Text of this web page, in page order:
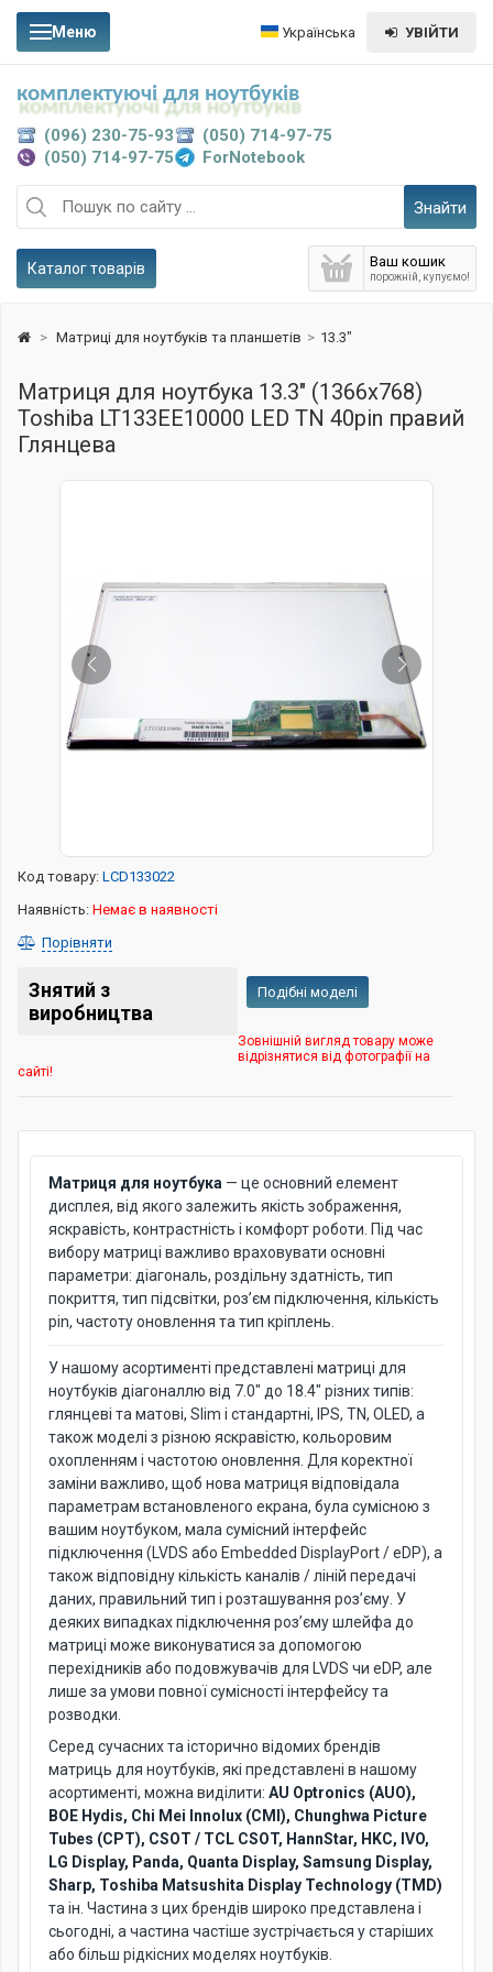
Меню Українська УВІЙТИ
Знайти
Ваш кошик
порожній, купуємо!
Каталог товарів
(096) 230-75-93
(050) 714-97-75
(050) 714-97-75
ForNotebook
комплектуючі для ноутбуків
> Матриці для ноутбуків та планшетів > 13.3"
Матриця для ноутбука 13.3" (1366x768)
Toshiba LT133EE10000 LED TN 40pin правий
Глянцева
Код товару: LCD133022
Наявність: Немає в наявності
Порівняти
Знятий з
виробництва
Подібні моделі
Зовнішній вигляд товару може
відрізнятися від фотографії на
сайті!
Матриця для ноутбука — це основний елемент
дисплея, від якого залежить якість зображення,
яскравість, контрастність і комфорт роботи. Під час
вибору матриці важливо враховувати основні
параметри: діагональ, роздільну здатність, тип
покриття, тип підсвітки, роз’єм підключення, кількість
pin, частоту оновлення та тип кріплень.
У нашому асортименті представлені матриці для
ноутбуків діагоналлю від 7.0" до 18.4" різних типів:
глянцеві та матові, Slim і стандартні, IPS, TN, OLED, а
також моделі з різною яскравістю, кольоровим
охопленням і частотою оновлення. Для коректної
заміни важливо, щоб нова матриця відповідала
параметрам встановленого екрана, була сумісною з
вашим ноутбуком, мала сумісний інтерфейс
підключення (LVDS або Embedded DisplayPort / eDP), а
також відповідну кількість каналів / ліній передачі
даних, правильний тип і розташування роз’єму. У
деяких випадках підключення роз’єму шлейфа до
матриці може виконуватися за допомогою
перехідників або подовжувачів для LVDS чи eDP, але
лише за умови повної сумісності інтерфейсу та
розводки.
Серед сучасних та історично відомих брендів
матриць для ноутбуків, які представлені в нашому
асортименті, можна виділити: AU Optronics (AUO),
BOE Hydis, Chi Mei Innolux (CMI), Chunghwa Picture
Tubes (CPT), CSOT / TCL CSOT, HannStar, HKC, IVO,
LG Display, Panda, Quanta Display, Samsung Display,
Sharp, Toshiba Matsushita Display Technology (TMD)
та ін. Частина з цих брендів широко представлена і
сьогодні, а частина частіше зустрічається у старіших
або більш рідкісних моделях ноутбуків.